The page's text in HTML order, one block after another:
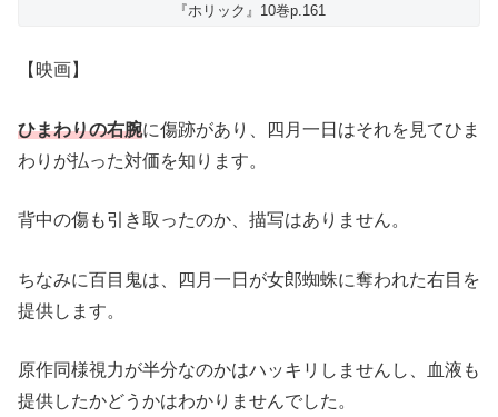
『ホリック』10巻p.161
【映画】
ひまわりの右腕に傷跡があり、四月一日はそれを見てひま
わりが払った対価を知ります。
背中の傷も引き取ったのか、描写はありません。
ちなみに百目鬼は、四月一日が女郎蜘蛛に奪われた右目を
提供します。
原作同様視力が半分なのかはハッキリしませんし、血液も
提供したかどうかはわかりませんでした。